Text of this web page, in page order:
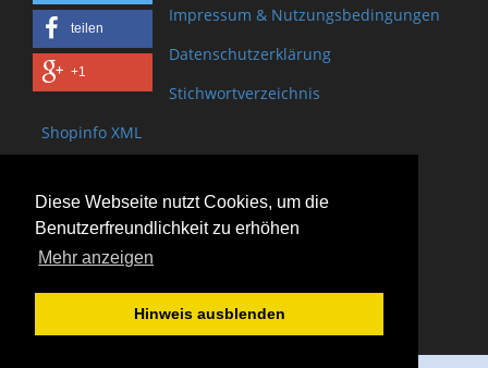
Diese Webseite nutzt Cookies, um die
Benutzerfreundlichkeit zu erhöhen
Mehr anzeigen
Hinweis ausblenden
teilen
+1
Impressum & Nutzungsbedingungen
Datenschutzerklärung
Stichwortverzeichnis
Shopinfo XML
Bischof-Brand Straße 2
61440 Oberursel
(+49) 6171 - 98 11 80
(+49) 6171 - 98 28 10
service@onsite.org